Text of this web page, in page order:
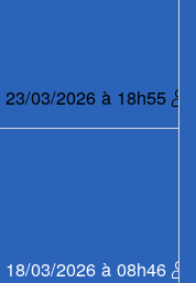
23/03/2026 à 18h55
18/03/2026 à 08h46